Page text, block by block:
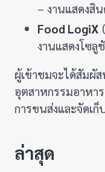
– งานแสดงสิ
Food LogiX
งานแสดงโซลู
ผู้เข้าชมจะได้สัมผั
อุตสาหกรรมอาห
การขนส่งและจัดเ
ล่าสุด